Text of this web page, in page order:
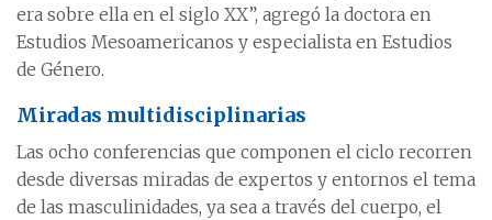
era sobre ella en el siglo XX”, agregó la doctora en
Estudios Mesoamericanos y especialista en Estudios
de Género.
Miradas multidisciplinarias
Las ocho conferencias que componen el ciclo recorren
desde diversas miradas de expertos y entornos el tema
de las masculinidades, ya sea a través del cuerpo, el